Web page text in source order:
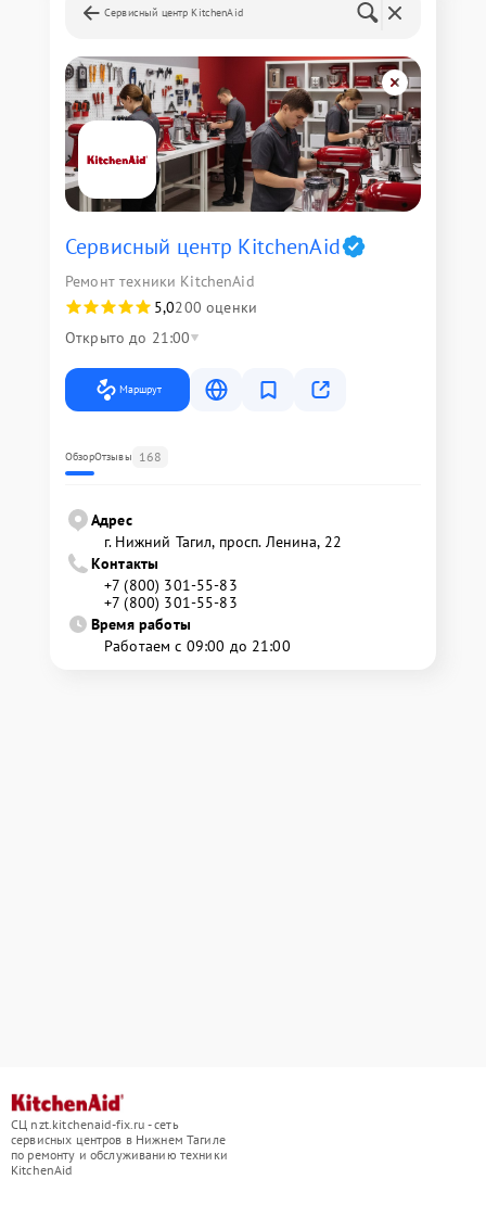
Сервисный центр KitchenAid
Сервисный центр KitchenAid
Ремонт техники KitchenAid
5,0200 оценки
Открыто до 21:00
Маршрут
ОбзорОтзывы 168
Адрес
г. Нижний Тагил, просп. Ленина, 22
Контакты
+7 (800) 301-55-83
+7 (800) 301-55-83
Время работы
Работаем с 09:00 до 21:00
СЦ nzt.kitchenaid-fix.ru - сеть
сервисных центров в Нижнем Тагиле
по ремонту и обслуживанию техники
KitchenAid